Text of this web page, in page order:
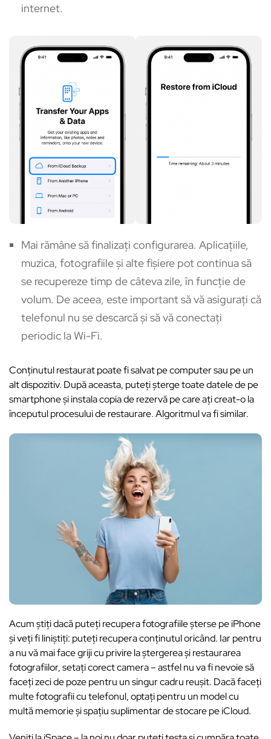
internet.
Mai rămâne să finalizați configurarea. Aplicațiile,
muzica, fotografiile și alte fișiere pot continua să
se recupereze timp de câteva zile, în funcție de
volum. De aceea, este important să vă asigurați că
telefonul nu se descarcă și să vă conectați
periodic la Wi-Fi.
Conținutul restaurat poate fi salvat pe computer sau pe un
alt dispozitiv. După aceasta, puteți șterge toate datele de pe
smartphone și instala copia de rezervă pe care ați creat-o la
începutul procesului de restaurare. Algoritmul va fi similar.
Acum știți dacă puteți recupera fotografiile șterse pe iPhone
și veți fi liniștiți: puteți recupera conținutul oricând. Iar pentru
a nu vă mai face griji cu privire la ștergerea și restaurarea
fotografiilor, setați corect camera – astfel nu va fi nevoie să
faceți zeci de poze pentru un singur cadru reușit. Dacă faceți
multe fotografii cu telefonul, optați pentru un model cu
multă memorie și spațiu suplimentar de stocare pe iCloud.